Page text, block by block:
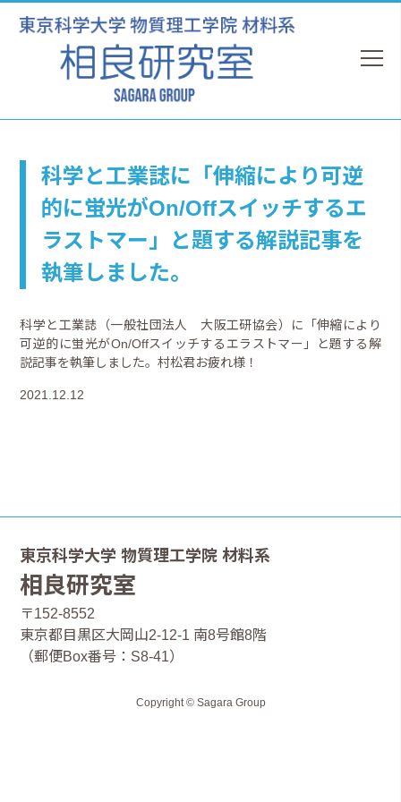
科学と工業誌に「伸縮により可逆
的に蛍光がOn/Offスイッチするエ
ラストマー」と題する解説記事を
執筆しました。
科学と工業誌（一般社団法人 大阪工研協会）に「伸縮により
可逆的に蛍光がOn/Offスイッチするエラストマー」と題する解
説記事を執筆しました。村松君お疲れ様！
2021.12.12
東京科学大学 物質理工学院 材料系
相良研究室
〒152-8552
東京都目黒区大岡山2-12-1 南8号館8階
（郵便Box番号：S8-41）
Copyright © Sagara Group